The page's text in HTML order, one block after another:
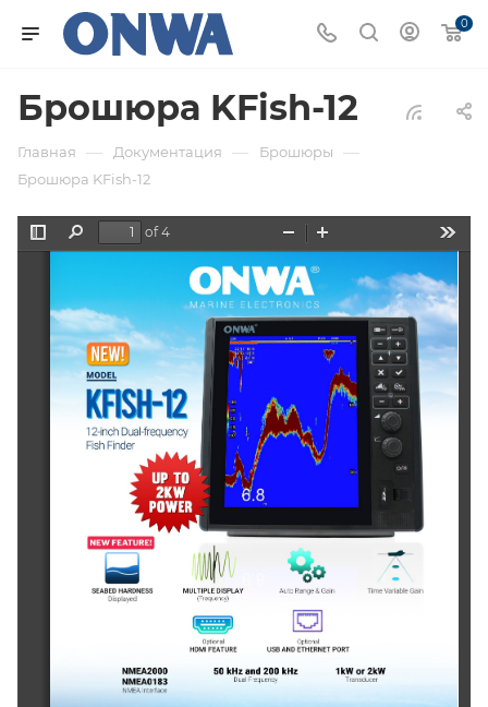
0
Брошюра KFish-12
Главная — Документация — Брошюры —
Брошюра KFish-12
Toggle Find
of 4
Zoom